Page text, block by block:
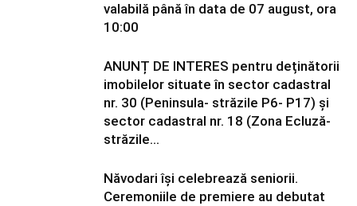
valabilă până în data de 07 august, ora
10:00
ANUNȚ DE INTERES pentru deținătorii
imobilelor situate în sector cadastral
nr. 30 (Peninsula- străzile P6- P17) și
sector cadastral nr. 18 (Zona Ecluză-
străzile...
Năvodari își celebrează seniorii.
Ceremoniile de premiere au debutat